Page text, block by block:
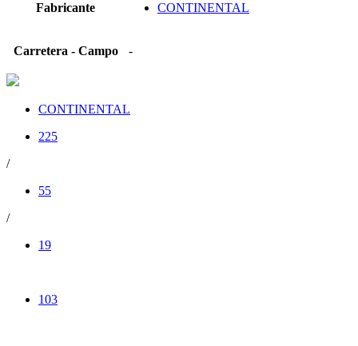
Fabricante CONTINENTAL
Carretera - Campo -
CONTINENTAL
225
/
55
/
19
103